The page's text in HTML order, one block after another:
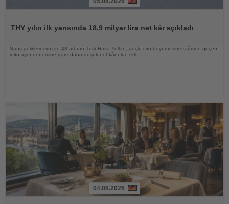
THY yılın ilk yarısında 18,9 milyar lira net kâr açıkladı
Satış gelirlerini yüzde 43 artıran Türk Hava Yolları, güçlü ciro büyümesine rağmen geçen
yılın aynı dönemine göre daha düşük net kâr elde etti
04.08.2026